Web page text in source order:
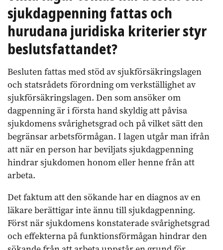
sjukdagpenning fattas och
hurudana juridiska kriterier styr
beslutsfattandet?
Besluten fattas med stöd av sjukförsäkringslagen
och statsrådets förordning om verkställighet av
sjukförsäkringslagen. Den som ansöker om
dagpenning är i första hand skyldig att påvisa
sjukdomens svårighetsgrad och på vilket sätt den
begränsar arbetsförmågan. I lagen utgår man ifrån
att när en person har beviljats sjukdagpenning
hindrar sjukdomen honom eller henne från att
arbeta.
Det faktum att den sökande har en diagnos av en
läkare berättigar inte ännu till sjukdagpenning.
Först när sjukdomens konstaterade svårighetsgrad
och effekterna på funktionsförmågan hindrar den